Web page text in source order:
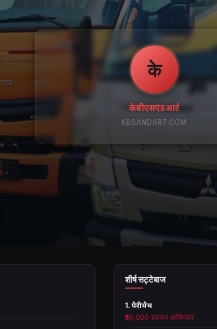
के
केबीएसएंडआर्ट
KBSANDART.COM
शीर्ष सट्टेबाज
1. पैरीमैच
₹30,000 स्वागत अभिनंदन